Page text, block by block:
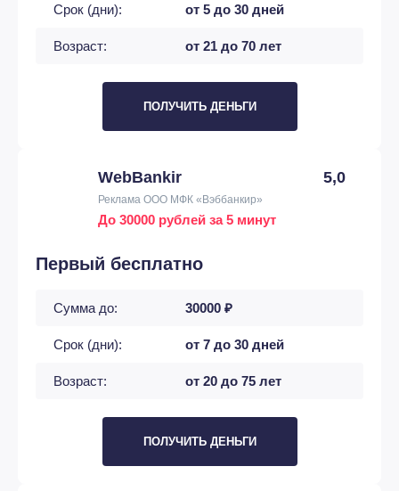
Срок (дни): от 5 до 30 дней
Возраст: от 21 до 70 лет
ПОЛУЧИТЬ ДЕНЬГИ
WebBankir 5,0
Реклама ООО МФК «Вэббанкир»
До 30000 рублей за 5 минут
Первый бесплатно
Сумма до: 30000 ₽
Срок (дни): от 7 до 30 дней
Возраст: от 20 до 75 лет
ПОЛУЧИТЬ ДЕНЬГИ